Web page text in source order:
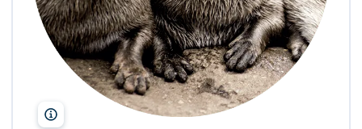
Vicki_Smith/Shutterstock